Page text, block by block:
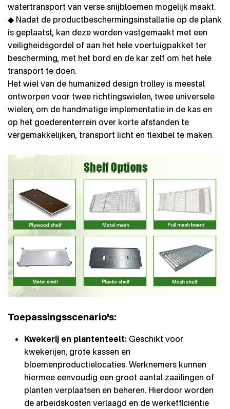
watertransport van verse snijbloemen mogelijk maakt.
◆ Nadat de productbeschermingsinstallatie op de plank
is geplaatst, kan deze worden vastgemaakt met een
veiligheidsgordel of aan het hele voertuigpakket ter
bescherming, met het bord en de kar zelf om het hele
transport te doen.
Het wiel van de humanized design trolley is meestal
ontworpen voor twee richtingswielen, twee universele
wielen, om de handmatige implementatie in de kas en
op het goederenterrein over korte afstanden te
vergemakkelijken, transport licht en flexibel te maken.
Toepassingsscenario's:
Kwekerij en plantenteelt: Geschikt voor
kwekerijen, grote kassen en
bloemenproductielocaties. Werknemers kunnen
hiermee eenvoudig een groot aantal zaailingen of
planten verplaatsen en beheren. Hierdoor worden
de arbeidskosten verlaagd en de werkefficiëntie